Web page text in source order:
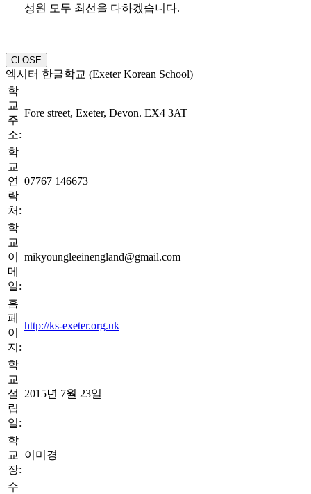
성원 모두 최선을 다하겠습니다.
CLOSE
엑시터 한글학교 (Exeter Korean School)
학
교
주
소:
Fore street, Exeter, Devon. EX4 3AT
학
교
연
락
처:
07767 146673
학
교
이
메
일:
mikyoungleeinengland@gmail.com
홈
페
이
지:
http://ks-exeter.org.uk
학
교
설
립
일:
2015년 7월 23일
학
교
장:
이미경
수